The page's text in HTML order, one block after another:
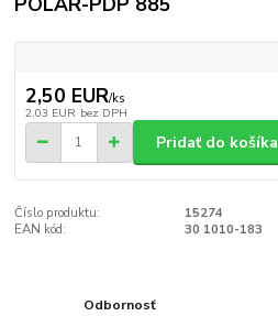
2,50 EUR/ks
2,03 EUR bez DPH
Pridať do košíka
Číslo produktu:
15274
EAN kód:
30 1010-183
Odbornosť